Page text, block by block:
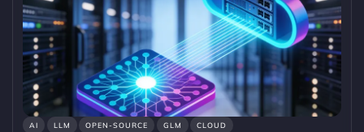
AI LLM OPEN-SOURCE GLM CLOUD